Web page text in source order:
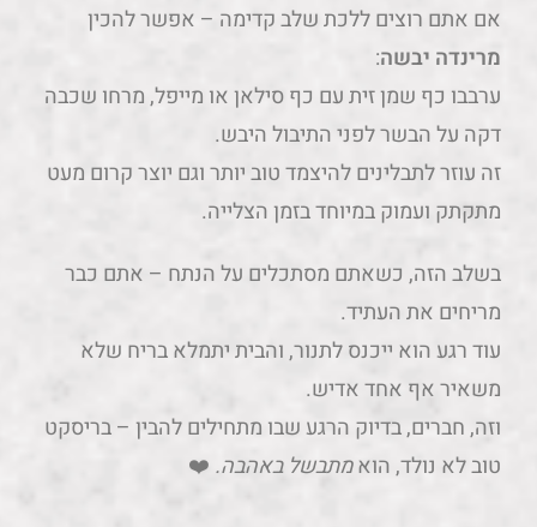
אם אתם רוצים ללכת שלב קדימה – אפשר להכין
מרינדה יבשה:
ערבבו כף שמן זית עם כף סילאן או מייפל, מרחו שכבה
דקה על הבשר לפני התיבול היבש.
זה עוזר לתבלינים להיצמד טוב יותר וגם יוצר קרום מעט
מתקתק ועמוק במיוחד בזמן הצלייה.
בשלב הזה, כשאתם מסתכלים על הנתח – אתם כבר
מריחים את העתיד.
עוד רגע הוא ייכנס לתנור, והבית יתמלא בריח שלא
משאיר אף אחד אדיש.
וזה, חברים, בדיוק הרגע שבו מתחילים להבין – בריסקט
טוב לא נולד, הואמתבשל באהבה. ❤️